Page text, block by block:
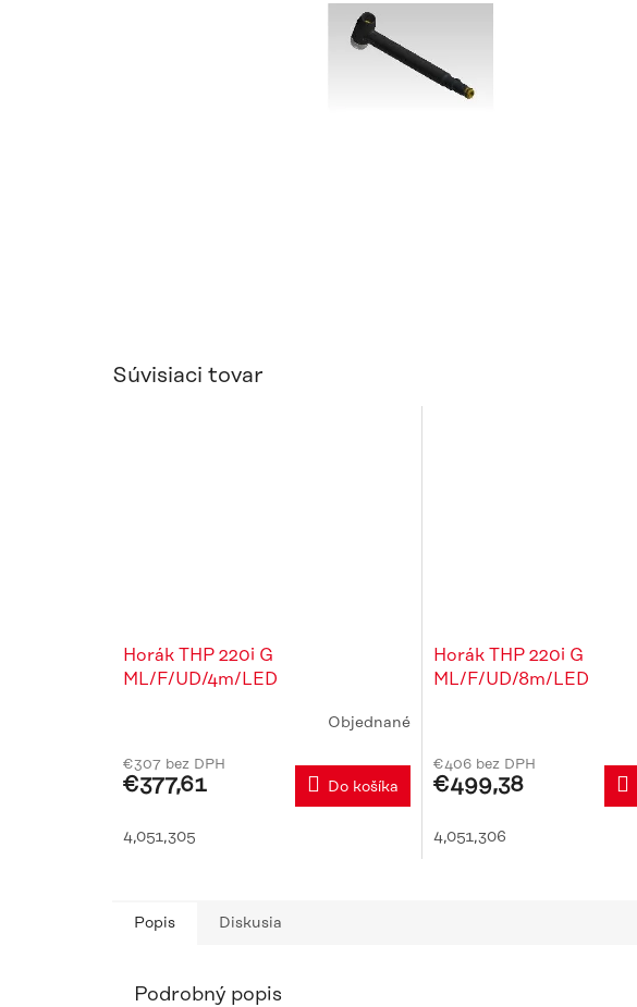
Súvisiaci tovar
Horák THP 220i G
ML/F/UD/4m/LED
produktu
je
z
Objednané
€307 bez DPH
€377,61 Do košíka
4,051,305
Horák THP 220i G
ML/F/UD/8m/LED
produktu
je
z
€406 bez DPH
€499,38
4,051,306
Popis Diskusia
Podrobný popis